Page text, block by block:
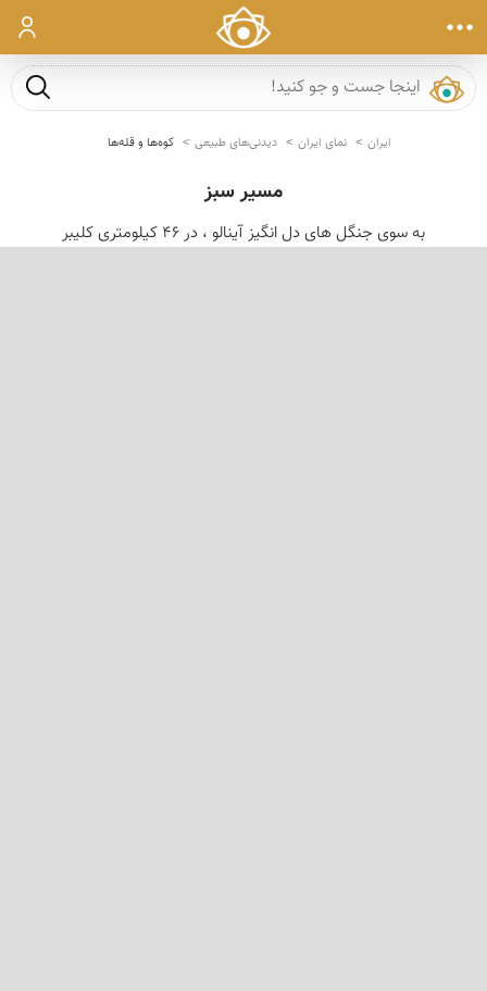
ورود
جست و
ایران نمای ایران دیدنی‌های طبیعی کوه‌ها و قله‌ها
مسیر سبز
به سوی جنگل های دل انگیز آینالو ، در 46 کیلومتری کلیبر